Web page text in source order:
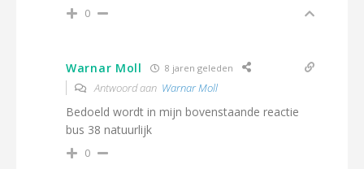
0
Warnar Moll 8 jaren geleden
Antwoord aan Warnar Moll
Bedoeld wordt in mijn bovenstaande reactie
bus 38 natuurlijk
0